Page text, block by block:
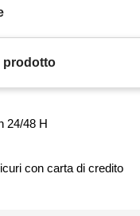
prodotto
24/48 H
con carta di credito